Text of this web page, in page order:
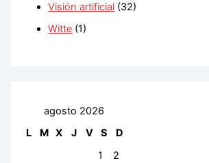
Visión artificial (32)
Witte (1)
agosto 2026
L
M X J V S
D
1
2